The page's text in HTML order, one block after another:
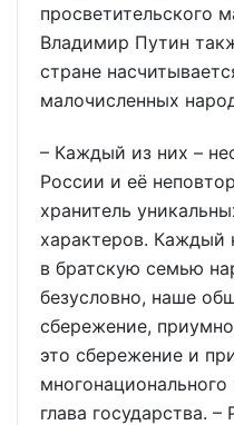
просветительского
Владимир Путин
стране
малочисленных
– Каждый из них –
России и её
хранитель
характеров. Каждый
в братскую семью
безусловно, наше
сбережение,
это сбережение и
глава государства.